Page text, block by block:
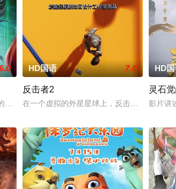
勿巴吉（周迅 配音）的足迹，踏上神山探寻“温
孩，杀死龙三太子。因而惹怒了龙神，被龙神
HD国语 7.0
反击者2
在一个虚拟的外星星球上，反击者是一个专
HD
灵石
影片讲